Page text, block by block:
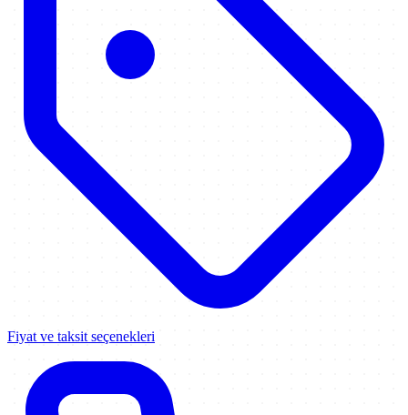
Fiyat ve taksit seçenekleri